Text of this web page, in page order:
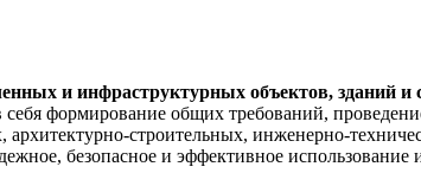
и инфраструктурных объектов, зданий и
формирование общих требований,
строительных, инженерно-
безопасное и эффективное